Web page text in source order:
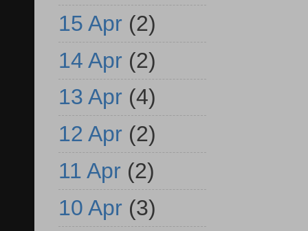
15 Apr (2)
14 Apr (2)
13 Apr (4)
12 Apr (2)
11 Apr (2)
10 Apr (3)